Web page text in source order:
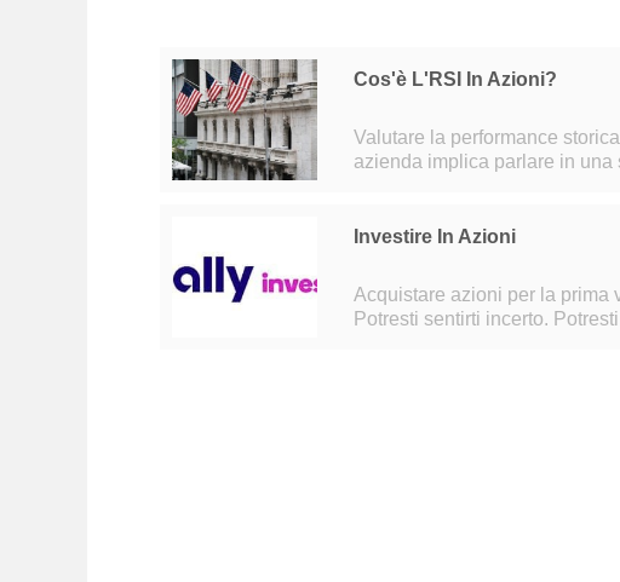
Cos'è L'RSI In Azioni?
Valutare la performance
azienda implica parlare in
Investire In Azioni
Acquistare azioni per la prima
Potresti sentirti incerto.